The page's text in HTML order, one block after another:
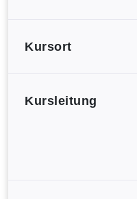
Kursort
Kursleitung